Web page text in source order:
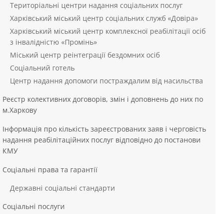
Територіальні центри надання соціальних послуг
Харківський міський центр соціальних служб «Довіра»
Харківський міський центр комплексної реабілітації осіб
з інвалідністю «Промінь»
Міський центр реінтеграції бездомних осіб
Соціальний готель
Центр надання допомоги постраждалим від насильства
Реєстр колективних договорів, змін і доповнень до них по
м.Харкову
Інформація про кількість зареєстрованих заяв і черговість
надання реабілітаційних послуг відповідно до постанови
КМУ
Соціальні права та гарантії
Державні соціальні стандарти
Соціальні послуги